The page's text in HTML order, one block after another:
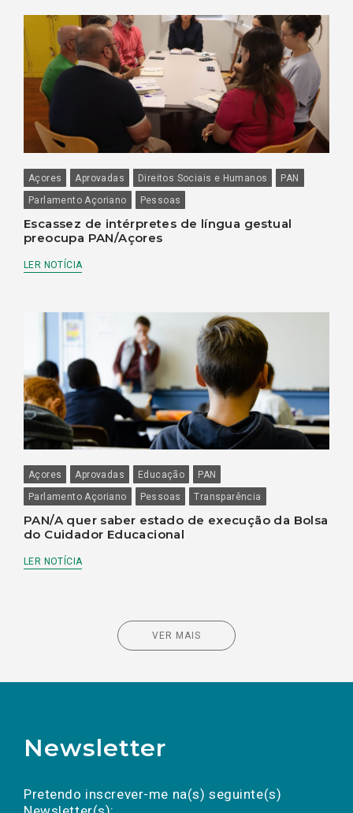
Açores Aprovadas Direitos Sociais e Humanos
PAN
Parlamento Açoriano
Pessoas
Escassez de intérpretes de língua gestual
preocupa PAN/Açores
LER NOTÍCIA
Açores Aprovadas Educação
PAN
Parlamento Açoriano
Pessoas Transparência
PAN/A quer saber estado de execução da Bolsa
do Cuidador Educacional
LER NOTÍCIA
VER MAIS
Newsletter
Pretendo inscrever-me na(s) seguinte(s)
a(s) newsletter(s).
mail